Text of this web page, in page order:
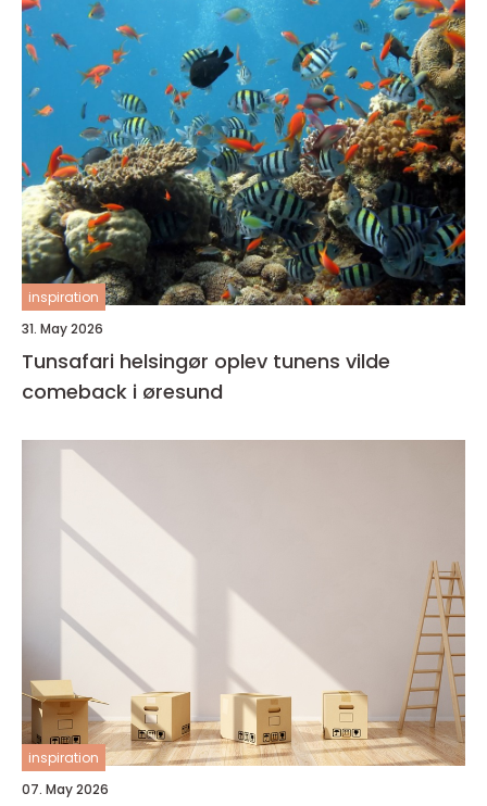
inspiration
31. May 2026
Tunsafari helsingør oplev tunens vilde
comeback i øresund
inspiration
07. May 2026